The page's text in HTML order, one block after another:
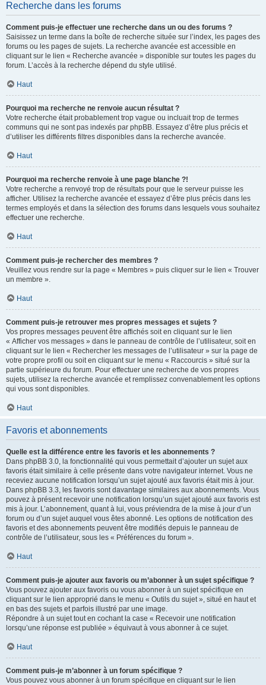
Recherche dans les forums
Comment puis-je effectuer une recherche dans un ou des forums ?
Saisissez un terme dans la boîte de recherche située sur l’index, les pages des
forums ou les pages de sujets. La recherche avancée est accessible en
cliquant sur le lien « Recherche avancée » disponible sur toutes les pages du
forum. L’accès à la recherche dépend du style utilisé.
Haut
Pourquoi ma recherche ne renvoie aucun résultat ?
Votre recherche était probablement trop vague ou incluait trop de termes
communs qui ne sont pas indexés par phpBB. Essayez d’être plus précis et
d’utiliser les différents filtres disponibles dans la recherche avancée.
Haut
Pourquoi ma recherche renvoie à une page blanche ?!
Votre recherche a renvoyé trop de résultats pour que le serveur puisse les
afficher. Utilisez la recherche avancée et essayez d’être plus précis dans les
termes employés et dans la sélection des forums dans lesquels vous souhaitez
effectuer une recherche.
Haut
Comment puis-je rechercher des membres ?
Veuillez vous rendre sur la page « Membres » puis cliquer sur le lien « Trouver
un membre ».
Haut
Comment puis-je retrouver mes propres messages et sujets ?
Vos propres messages peuvent être affichés soit en cliquant sur le lien
« Afficher vos messages » dans le panneau de contrôle de l’utilisateur, soit en
cliquant sur le lien « Rechercher les messages de l’utilisateur » sur la page de
votre propre profil ou soit en cliquant sur le menu « Raccourcis » situé sur la
partie supérieure du forum. Pour effectuer une recherche de vos propres
sujets, utilisez la recherche avancée et remplissez convenablement les options
qui vous sont disponibles.
Haut
Favoris et abonnements
Quelle est la différence entre les favoris et les abonnements ?
Dans phpBB 3.0, la fonctionnalité qui vous permettait d’ajouter un sujet aux
favoris était similaire à celle présente dans votre navigateur internet. Vous ne
receviez aucune notification lorsqu’un sujet ajouté aux favoris était mis à jour.
Dans phpBB 3.3, les favoris sont davantage similaires aux abonnements. Vous
pouvez à présent recevoir une notification lorsqu’un sujet ajouté aux favoris est
mis à jour. L’abonnement, quant à lui, vous préviendra de la mise à jour d’un
forum ou d’un sujet auquel vous êtes abonné. Les options de notification des
favoris et des abonnements peuvent être modifiés depuis le panneau de
contrôle de l’utilisateur, sous les « Préférences du forum ».
Haut
Comment puis-je ajouter aux favoris ou m’abonner à un sujet spécifique ?
Vous pouvez ajouter aux favoris ou vous abonner à un sujet spécifique en
cliquant sur le lien approprié dans le menu « Outils du sujet », situé en haut et
en bas des sujets et parfois illustré par une image.
Répondre à un sujet tout en cochant la case « Recevoir une notification
lorsqu’une réponse est publiée » équivaut à vous abonner à ce sujet.
Haut
Comment puis-je m’abonner à un forum spécifique ?
Vous pouvez vous abonner à un forum spécifique en cliquant sur le lien